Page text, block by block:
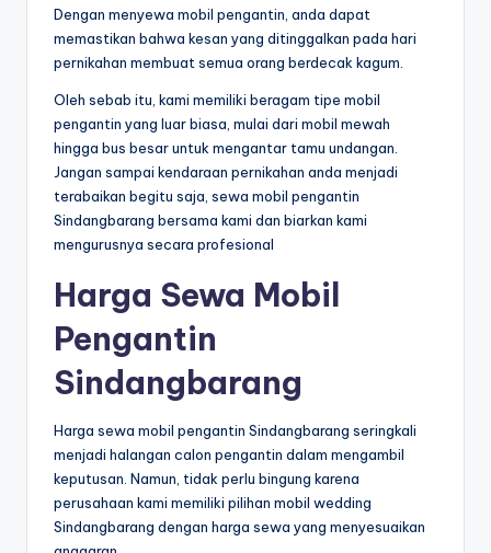
Dengan menyewa mobil pengantin, anda dapat
memastikan bahwa kesan yang ditinggalkan pada hari
pernikahan membuat semua orang berdecak kagum.
Oleh sebab itu, kami memiliki beragam tipe mobil
pengantin yang luar biasa, mulai dari mobil mewah
hingga bus besar untuk mengantar tamu undangan.
Jangan sampai kendaraan pernikahan anda menjadi
terabaikan begitu saja, sewa mobil pengantin
Sindangbarang bersama kami dan biarkan kami
mengurusnya secara profesional
Harga Sewa Mobil
Pengantin
Sindangbarang
Harga sewa mobil pengantin Sindangbarang seringkali
menjadi halangan calon pengantin dalam mengambil
keputusan. Namun, tidak perlu bingung karena
perusahaan kami memiliki pilihan mobil wedding
Sindangbarang dengan harga sewa yang menyesuaikan